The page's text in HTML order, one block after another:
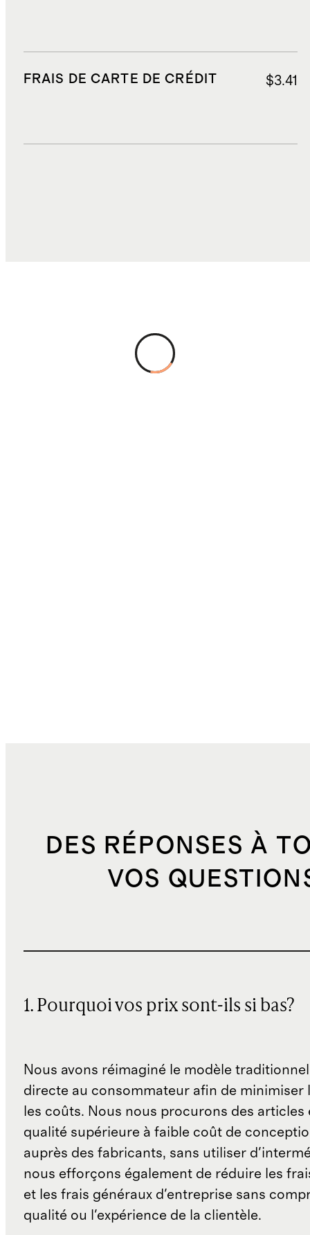
FRAIS DE CARTE DE CRÉDIT $3.41
DES RÉPONSES À
VOS
1. Pourquoi vos prix sont-ils si bas?
Nous avons réimaginé le modèle
directe au consommateur afin de minimiser
les coûts. Nous nous procurons des articles
qualité supérieure à faible coût de
auprès des fabricants, sans utiliser
nous efforçons également de réduire les
et les frais généraux d'entreprise sans
qualité ou l'expérience de la clientèle.